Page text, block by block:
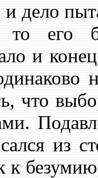
дело
то
и
что
из
к